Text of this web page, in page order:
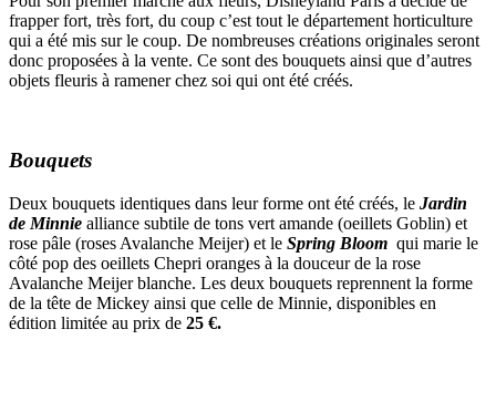
frapper fort, très fort, du coup c’est tout le département horticulture
qui a été mis sur le coup. De nombreuses créations originales seront
donc proposées à la vente. Ce sont des bouquets ainsi que d’autres
objets fleuris à ramener chez soi qui ont été créés.
Bouquets
Deux bouquets identiques dans leur forme ont été créés, le Jardin
de Minnie alliance subtile de tons vert amande (oeillets Goblin) et
rose pâle (roses Avalanche Meijer) et le Spring Bloom qui marie le
côté pop des oeillets Chepri oranges à la douceur de la rose
Avalanche Meijer blanche. Les deux bouquets reprennent la forme
de la tête de Mickey ainsi que celle de Minnie, disponibles en
édition limitée au prix de 25 €.